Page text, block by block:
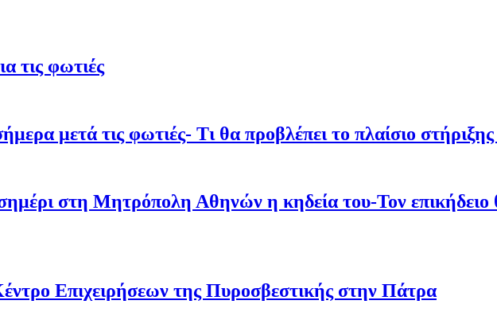
τις φωτιές
μετά τις φωτιές- Τι θα προβλέπει το πλαίσιο
στη Μητρόπολη Αθηνών η κηδεία του-Τον επικήδειο
Επιχειρήσεων της Πυροσβεστικής στην Πάτρα